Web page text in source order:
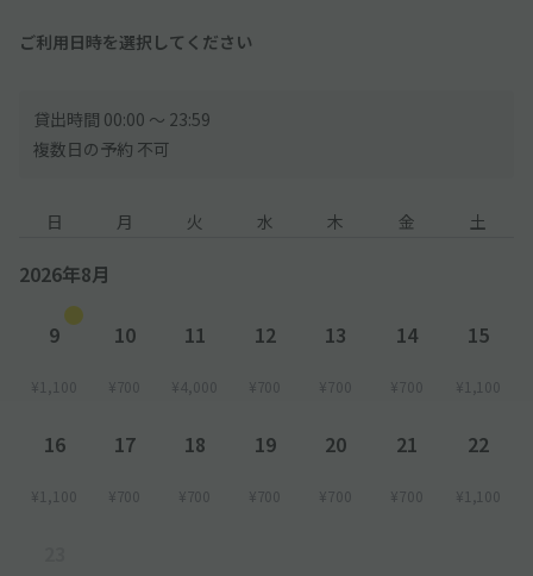
ご利用日時を選択してください
貸出時間 00:00 〜 23:59
複数日の予約 不可
日 月 火 水 木 金 土
2026年8月
9
¥1,100
10
¥700
11
¥4,000
12
¥700
13
¥700
14
¥700
15
¥1,100
16
¥1,100
17
¥700
18
¥700
19
¥700
20
¥700
21
¥700
22
¥1,100